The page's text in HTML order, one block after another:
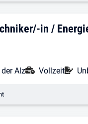
in /
Alz Vollzeit